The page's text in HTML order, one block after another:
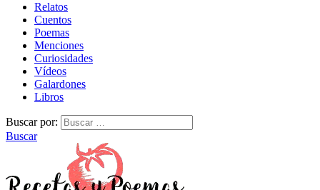
Relatos
Cuentos
Poemas
Menciones
Curiosidades
Vídeos
Galardones
Libros
Buscar por:
Buscar